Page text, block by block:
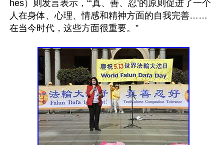
hes）则发言表示，“‘真、善、忍’的原则促进了一个
人在身体、心理、情感和精神方面的自我完善……
在当今时代，这些方面很重要。”